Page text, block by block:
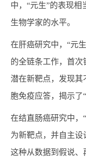
中， “元生”的表现相
生物学家的水平。
在肝癌研究中， “元
的全链条工作，首次
潜在新靶点，发现其
胞免疫应答，揭示了“
在结直肠癌研究中，
为新靶点，并自主设
这种从数据到假说、